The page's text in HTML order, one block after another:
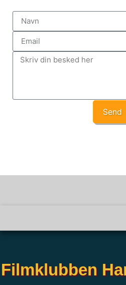
Send
Filmklubben